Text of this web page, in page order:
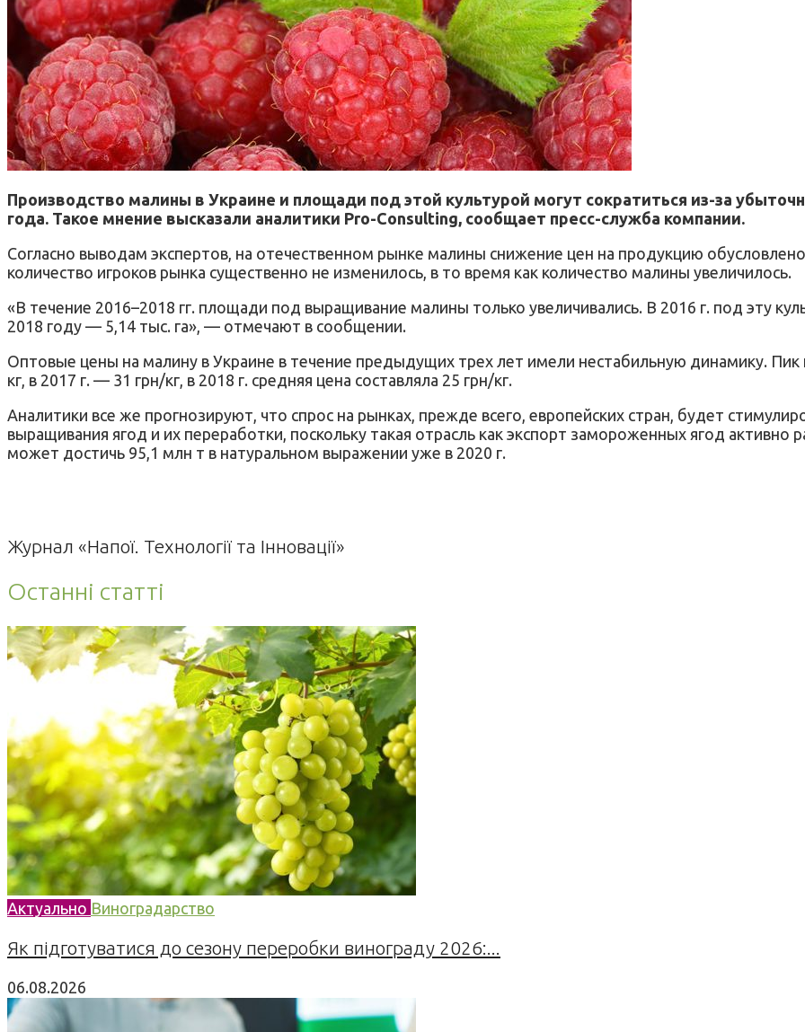
Производство малины в Украине и площади под этой культурой могут сократиться из-за
года. Такое мнение высказали аналитики Pro-Consulting, сообщает пресс-служба компании.
Согласно выводам экспертов, на отечественном рынке малины снижение цен на продукцию
количество игроков рынка существенно не изменилось, в то время как количество малины увеличилось.
«В течение 2016–2018 гг. площади под выращивание малины только увеличивались. В 2016 г. под эту
2018 году — 5,14 тыс. га», — отмечают в сообщении.
Оптовые цены на малину в Украине в течение предыдущих трех лет имели нестабильную динамику. Пик
кг, в 2017 г. — 31 грн/кг, в 2018 г. средняя цена составляла 25 грн/кг.
Аналитики все же прогнозируют, что спрос на рынках, прежде всего, европейских стран, будет
выращивания ягод и их переработки, поскольку такая отрасль как экспорт замороженных ягод активно
может достичь 95,1 млн т в натуральном выражении уже в 2020 г.
Журнал «Напої. Технології та Інновації»
Останні статті
Актуально Виноградарство
Як підготуватися до сезону переробки винограду 2026:...
06.08.2026